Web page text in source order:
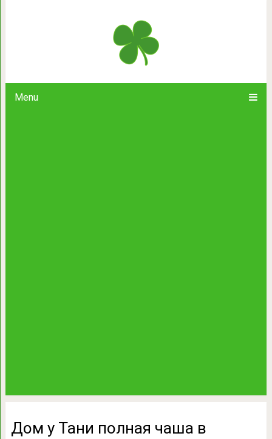
Menu
Дом у Тани полная чаша в
канарейки. От соседей-
Дом у Тани полная чаша в